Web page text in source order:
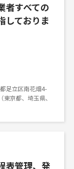
者すべての
しておりま
足立区南花畑4-
京都、埼玉県、
表管理、発